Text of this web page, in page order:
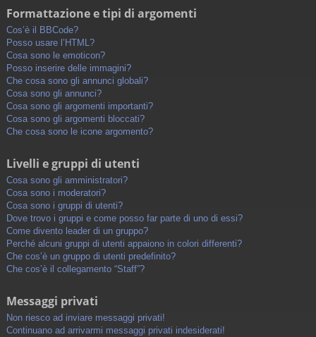
Formattazione e tipi di argomenti
Cos’è il BBCode?
Posso usare l’HTML?
Cosa sono le emoticon?
Posso inserire delle immagini?
Che cosa sono gli annunci globali?
Cosa sono gli annunci?
Cosa sono gli argomenti importanti?
Cosa sono gli argomenti bloccati?
Che cosa sono le icone argomento?
Livelli e gruppi di utenti
Cosa sono gli amministratori?
Cosa sono i moderatori?
Cosa sono i gruppi di utenti?
Dove trovo i gruppi e come posso far parte di uno di essi?
Come divento leader di un gruppo?
Perché alcuni gruppi di utenti appaiono in colori differenti?
Che cos’è un gruppo di utenti predefinito?
Che cos’è il collegamento “Staff”?
Messaggi privati
Non riesco ad inviare messaggi privati!
Continuano ad arrivarmi messaggi privati indesiderati!